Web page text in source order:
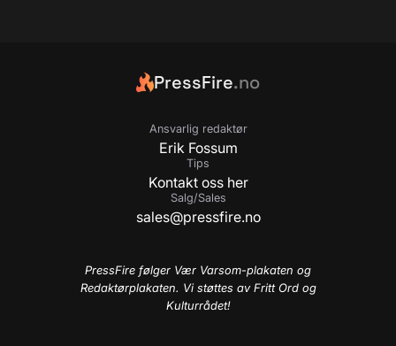
PressFire.no
Ansvarlig redaktør
Erik Fossum
Tips
Kontakt oss her
Salg/Sales
sales@pressfire.no
PressFire følger Vær Varsom-plakaten og
Redaktørplakaten. Vi støttes av Fritt Ord og
Kulturrådet!